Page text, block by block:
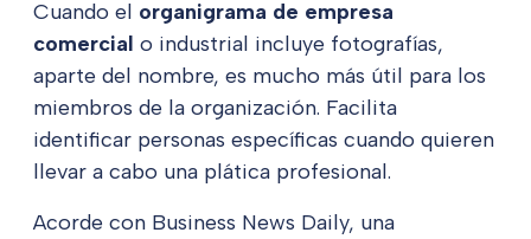
Cuando el organigrama de empresa
comercial o industrial incluye fotografías,
aparte del nombre, es mucho más útil para los
miembros de la organización. Facilita
identificar personas específicas cuando quieren
llevar a cabo una plática profesional.
Acorde con Business News Daily, una